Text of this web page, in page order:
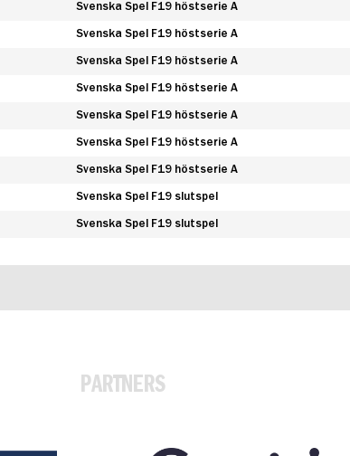
Svenska Spel F19 höstserie A
Svenska Spel F19 höstserie A
Svenska Spel F19 höstserie A
Svenska Spel F19 höstserie A
Svenska Spel F19 höstserie A
Svenska Spel F19 höstserie A
Svenska Spel F19 höstserie A
Svenska Spel F19 slutspel
Svenska Spel F19 slutspel
PARTNERS